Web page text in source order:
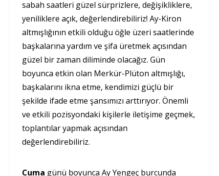
sabah saatleri güzel sürprizlere, değişikliklere,
yeniliklere açık, değerlendirebiliriz! Ay-Kiron
altmışlığının etkili olduğu öğle üzeri saatlerinde
başkalarına yardım ve şifa üretmek açısından
güzel bir zaman diliminde olacağız. Gün
boyunca etkin olan Merkür-Plüton altmışlığı,
başkalarını ikna etme, kendimizi güçlü bir
şekilde ifade etme şansımızı arttırıyor. Önemli
ve etkili pozisyondaki kişilerle iletişime geçmek,
toplantılar yapmak açısından
değerlendirebiliriz.
Cuma günü boyunca Ay Yengeç burcunda